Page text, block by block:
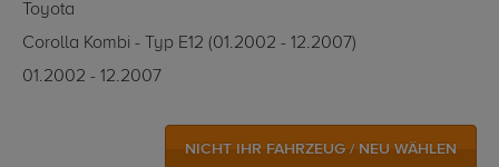
Toyota
Corolla Kombi - Typ E12 (01.2002 - 12.2007)
01.2002 - 12.2007
NICHT IHR FAHRZEUG / NEU WÄHLEN